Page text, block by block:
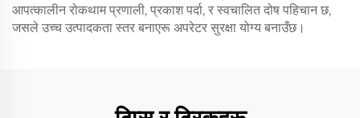
आपत्कालीन रोकथाम प्रणाली, प्रकाश पर्दा, र स्वचालित दोष पहिचान छ,
जसले उच्च उत्पादकता स्तर बनाएरू अपरेटर सुरक्षा योग्य बनाउँछ।